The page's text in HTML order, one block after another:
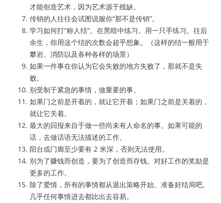
才能创造艺术，因为艺术源于残缺。
传销的人往往会试图说服你“那不是传销”。
学习如何打“称人结”。在黑暗中练习。用一只手练习。往后
余生，你用这个结的次数会超乎想象。（这样的结一般用于
攀岩、消防以及各种各样的场景）
如果一件事在你认为它会失败的地方失败了，那就不是失
败。
别受制于紧急的事情，做重要的事。
如果门之前是开着的，就让它开着；如果门之前是关着的，
就让它关着。
最大的回报来自于做一些尚未有人命名的事。如果可能的
话，去做话语无法描述的工作。
阳台或门廊至少要有 2 米深，否则无法使用。
别为了赚钱而创造，要为了创造而存钱。对好工作的奖励是
更多的工作。
除了爱情，所有的事情都从退出策略开始。准备好结局吧。
几乎任何事情进去都比出去容易。